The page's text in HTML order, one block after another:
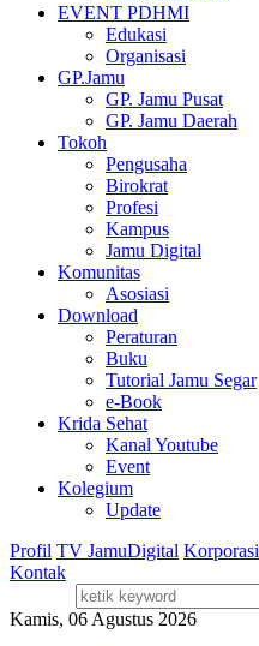
EVENT PDHMI
Edukasi
Organisasi
GP.Jamu
GP. Jamu Pusat
GP. Jamu Daerah
Tokoh
Pengusaha
Birokrat
Profesi
Kampus
Jamu Digital
Komunitas
Asosiasi
Download
Peraturan
Buku
Tutorial Jamu Segar
e-Book
Krida Sehat
Kanal Youtube
Event
Kolegium
Update
Profil TV JamuDigital Korporasi
Kontak
Kamis, 06 Agustus 2026